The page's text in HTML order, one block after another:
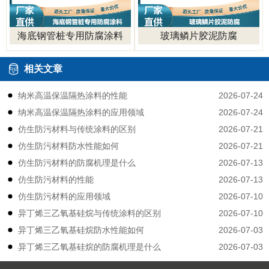
海底钢管桩专用防腐涂料 玻璃鳞片胶泥防腐
相关文章
2026-07-24
纳米高温保温隔热涂料的性能
2026-07-24
纳米高温保温隔热涂料的应用领域
2026-07-21
仿生防污材料与传统涂料的区别
2026-07-21
仿生防污材料防水性能如何
2026-07-13
仿生防污材料的防腐机理是什么
2026-07-13
仿生防污材料的性能
2026-07-10
仿生防污材料的应用领域
2026-07-10
异丁烯三乙氧基硅烷与传统涂料的区别
2026-07-03
异丁烯三乙氧基硅烷防水性能如何
2026-07-03
异丁烯三乙氧基硅烷的防腐机理是什么